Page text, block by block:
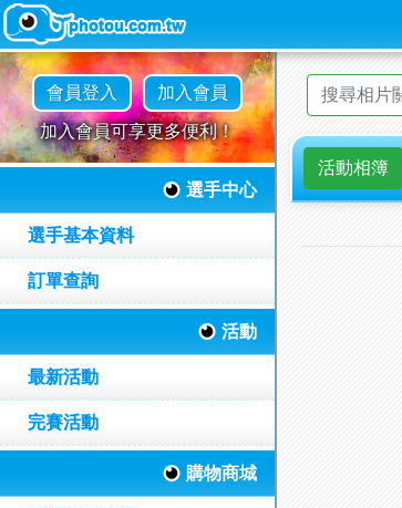
會員登入 加入會員
加入會員可享更多便利！
選手中心
選手基本資料
訂單查詢
活動
最新活動
完賽活動
購物商城
活動相簿